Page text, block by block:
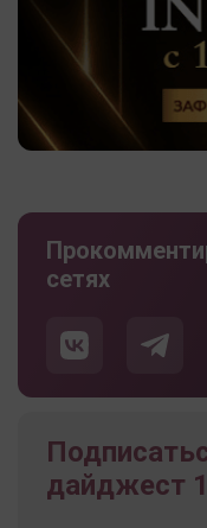
сетях
дайджест